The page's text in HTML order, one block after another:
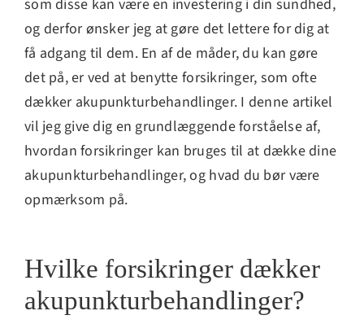
som disse kan være en investering i din sundhed,
og derfor ønsker jeg at gøre det lettere for dig at
få adgang til dem. En af de måder, du kan gøre
det på, er ved at benytte forsikringer, som ofte
dækker akupunkturbehandlinger. I denne artikel
vil jeg give dig en grundlæggende forståelse af,
hvordan forsikringer kan bruges til at dække dine
akupunkturbehandlinger, og hvad du bør være
opmærksom på.
Hvilke forsikringer dækker
akupunkturbehandlinger?